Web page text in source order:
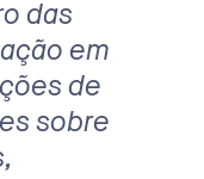
das
em
de
sobre